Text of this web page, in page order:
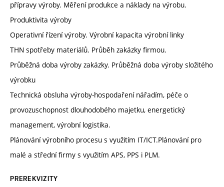
přípravy výroby. Měření produkce a náklady na výrobu.
Produktivita výroby
Operativní řízení výroby. Výrobní kapacita výrobní linky
THN spotřeby materiálů. Průběh zakázky firmou.
Průběžná doba výroby zakázky. Průběžná doba výroby složitého
výrobku
Technická obsluha výroby-hospodaření nářadím, péče o
provozuschopnost dlouhodobého majetku, energetický
management, výrobní logistika.
Plánování výrobního procesu s využitím IT/ICT.Plánování pro
malé a střední firmy s využitím APS, PPS i PLM.
PREREKVIZITY